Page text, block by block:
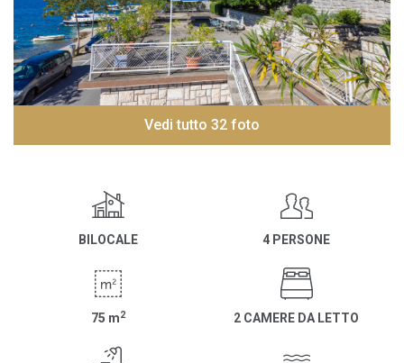
Vedi tutto 32 foto
BILOCALE 4 PERSONE
75 m2 2 CAMERE DA LETTO